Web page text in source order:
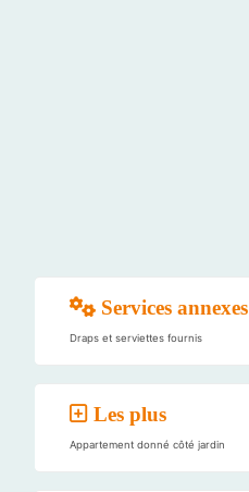
Services annexes
Draps et serviettes fournis
Les plus
Appartement donné côté jardin